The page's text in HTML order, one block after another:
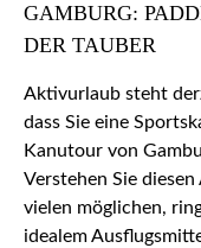
GAMBURG:
DER TAUBER
Aktivurlaub steht
dass Sie eine
Kanutour von
Verstehen Sie
vielen möglichen,
idealem